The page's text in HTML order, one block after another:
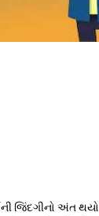
જિંદગીનો અંત